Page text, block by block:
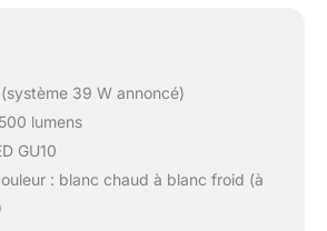
39 W annoncé)
lumens
GU10
: blanc chaud à blanc froid (à